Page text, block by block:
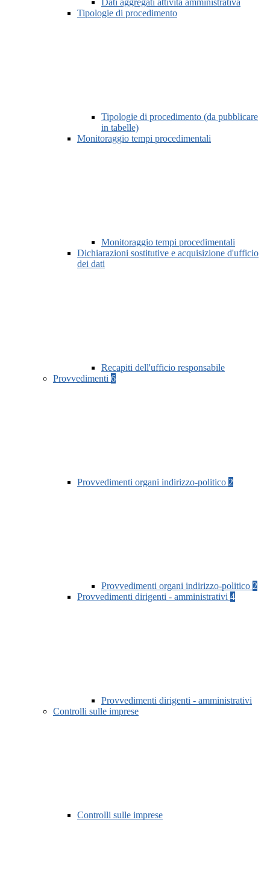
Dati aggregati attività amministrativa
Tipologie di procedimento
Tipologie di procedimento (da pubblicare
in tabelle)
Monitoraggio tempi procedimentali
Monitoraggio tempi procedimentali
Dichiarazioni sostitutive e acquisizione d'ufficio
dei dati
Recapiti dell'ufficio responsabile
Provvedimenti 6
Provvedimenti organi indirizzo-politico 2
Provvedimenti organi indirizzo-politico 2
Provvedimenti dirigenti - amministrativi 4
Provvedimenti dirigenti - amministrativi
Controlli sulle imprese
Controlli sulle imprese